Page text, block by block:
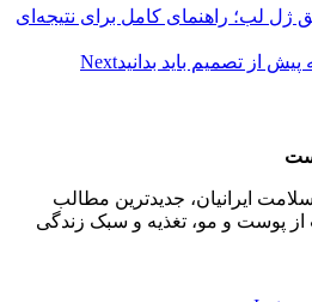
ژل لب؛ راهنمای کامل برای نتیجه‌ای
از تصمیم باید بدانیدNext
ایرانیان، جدیدترین مطالب
از پوست و مو، تغذیه و سبک زندگی